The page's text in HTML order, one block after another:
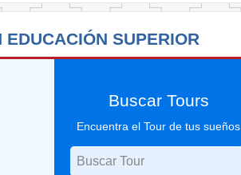
SUPERIOR
Buscar Tours
Encuentra el Tour de tus sueños